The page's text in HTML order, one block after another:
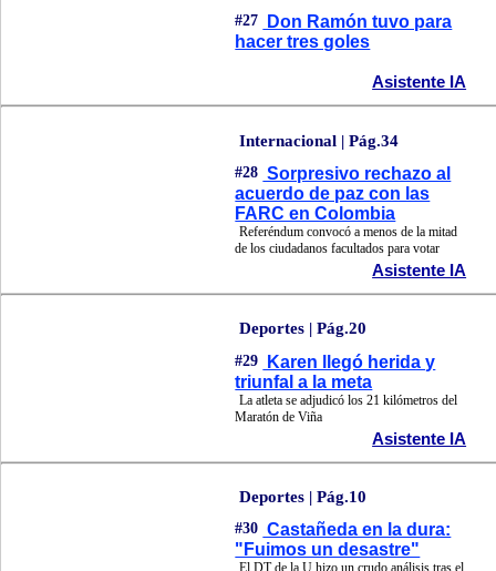
#27
Don Ramón tuvo para
hacer tres goles
Asistente IA
Internacional | Pág.34
#28 Sorpresivo rechazo al
acuerdo de paz con las
FARC en Colombia
Referéndum convocó a menos de la mitad
de los ciudadanos facultados para votar
Asistente IA
Deportes | Pág.20
#29
Karen llegó herida y
triunfal a la meta
La atleta se adjudicó los 21 kilómetros del
Maratón de Viña
Asistente IA
Deportes | Pág.10
#30 Castañeda en la dura:
"Fuimos un desastre"